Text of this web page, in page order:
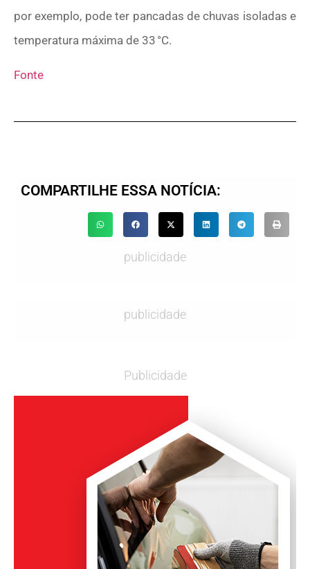
por exemplo, pode ter pancadas de chuvas isoladas e
temperatura máxima de 33 °C.
Fonte
COMPARTILHE ESSA NOTÍCIA:
publicidade
publicidade
Publicidade